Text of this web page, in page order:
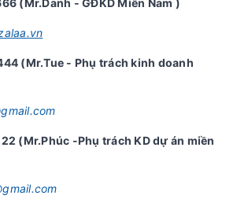
(Mr.Danh - GĐKD Miền Nam )
(Mr.Tue - Phụ trách kinh doanh
(Mr.Phúc -Phụ trách KD dự án miền